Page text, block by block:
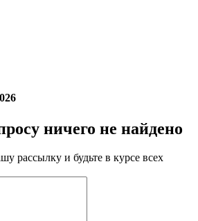
ничего не найдено
рассылку и будьте в курсе всех